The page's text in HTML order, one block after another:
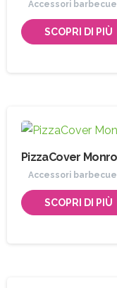
Accessori barbecue
SCOPRI DI PIÙ
PizzaCover
Accessori barbecue
SCOPRI DI PIÙ